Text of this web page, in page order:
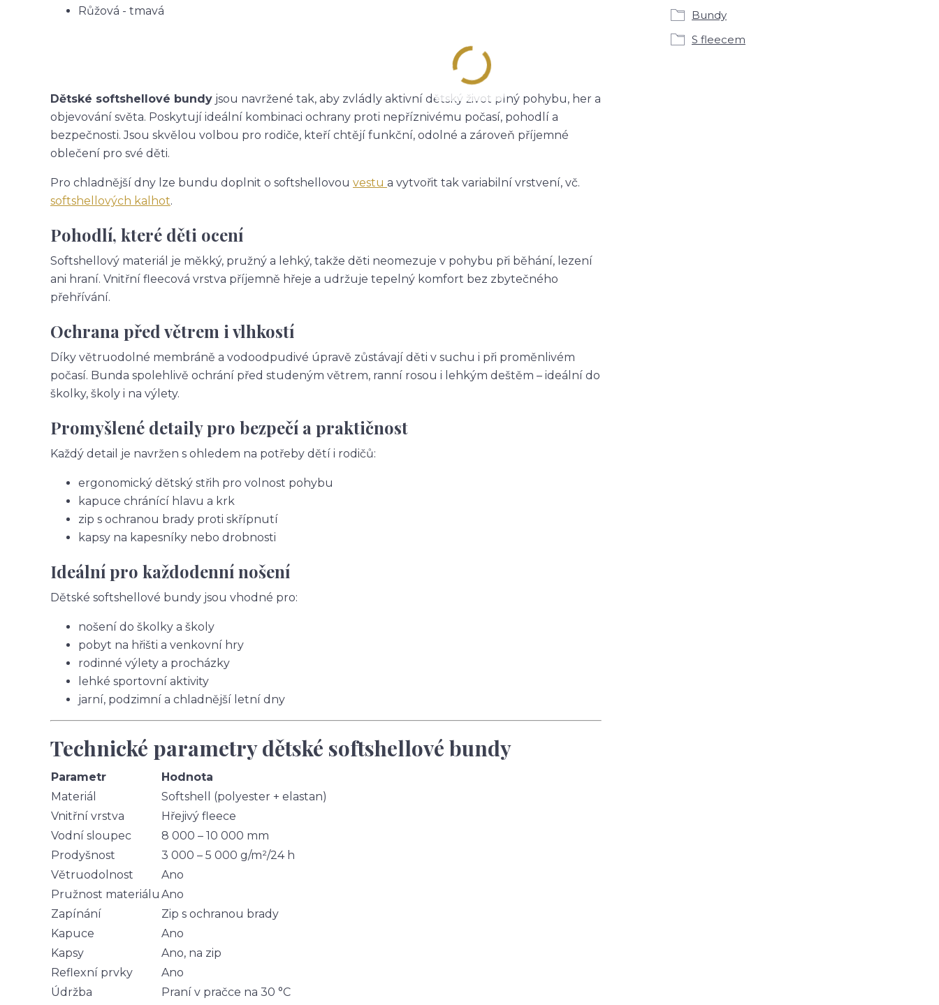
Růžová - tmavá
Dětské softshellové bundy jsou navržené tak, aby zvládly aktivní dětský život plný pohybu, her a
objevování světa. Poskytují ideální kombinaci ochrany proti nepříznivému počasí, pohodlí a
bezpečnosti. Jsou skvělou volbou pro rodiče, kteří chtějí funkční, odolné a zároveň příjemné
oblečení pro své děti.
Pro chladnější dny lze bundu doplnit o softshellovou vestu a vytvořit tak variabilní vrstvení, vč.
softshellových kalhot.
Pohodlí, které děti ocení
Softshellový materiál je měkký, pružný a lehký, takže děti neomezuje v pohybu při běhání, lezení
ani hraní. Vnitřní fleecová vrstva příjemně hřeje a udržuje tepelný komfort bez zbytečného
přehřívání.
Ochrana před větrem i vlhkostí
Díky větruodolné membráně a vodoodpudivé úpravě zůstávají děti v suchu i při proměnlivém
počasí. Bunda spolehlivě ochrání před studeným větrem, ranní rosou i lehkým deštěm – ideální do
školky, školy i na výlety.
Promyšlené detaily pro bezpečí a praktičnost
Každý detail je navržen s ohledem na potřeby dětí i rodičů:
ergonomický dětský střih pro volnost pohybu
kapuce chránící hlavu a krk
zip s ochranou brady proti skřípnutí
kapsy na kapesníky nebo drobnosti
Ideální pro každodenní nošení
Dětské softshellové bundy jsou vhodné pro:
nošení do školky a školy
pobyt na hřišti a venkovní hry
rodinné výlety a procházky
lehké sportovní aktivity
jarní, podzimní a chladnější letní dny
Technické parametry dětské softshellové bundy
Parametr
Hodnota
Materiál
Softshell (polyester + elastan)
Vnitřní vrstva
Hřejivý fleece
Vodní sloupec
8 000 – 10 000 mm
Prodyšnost
3 000 – 5 000 g/m²/24 h
Větruodolnost
Ano
Pružnost materiálu Ano
Zapínání
Zip s ochranou brady
Kapuce
Ano
Kapsy
Ano, na zip
Reflexní prvky
Ano
Údržba
Praní v pračce na 30 °C
Bundy
S fleecem